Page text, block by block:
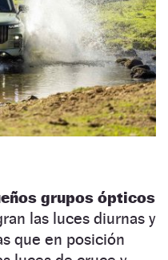
grupos ópticos
las luces diurnas y
que en posición